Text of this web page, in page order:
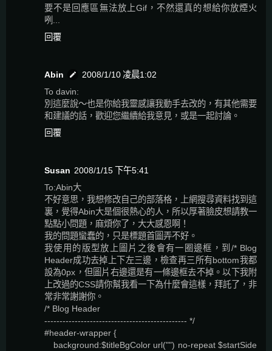
要不是回應區無法放上Gif，不然還真的想給你放煙火
咧...
回覆
Abin
2008/1/10 凌晨1:02
To davin:
別這麼說～也是你給我靈感讓我動手去改的，有其他需要
和建議的話，歡迎您繼續給我意見，或是一起討論。
回覆
Susan 2008/1/15 下午5:41
To:Abin大
不好意思，我想修改自己的部落格，上網搜尋資料找到這
裏，覺得Abin大是個很熱心的人，所以厚著臉皮想請教一
點點小問題，麻煩你了，大大感恩啊！
我的問題蠻蠢的，只是標題首圖弄不好。
我使用的版型放上圖片之後會有一圈邊框，到/* Blog
Header成功去掉上下左三邊，檢查再三所有bottom我都
設為0px，但圖片右邊還是有一條邊框去不掉。以下我附
上改過的CSS請你幫我看一下為什麼會這樣，拜託了，非
常非常謝謝你。
/* Blog Header
----------------------------------------------- */
#header-wrapper {
background:$titleBgColor url("") no-repeat $startSide